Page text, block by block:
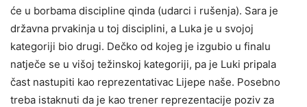
će u borbama discipline qinda (udarci i rušenja). Sara je
državna prvakinja u toj disciplini, a Luka je u svojoj
kategoriji bio drugi. Dečko od kojeg je izgubio u finalu
natječe se u višoj težinskoj kategoriji, pa je Luki pripala
čast nastupiti kao reprezentativac Lijepe naše. Posebno
treba istaknuti da je kao trener reprezentacije poziv za